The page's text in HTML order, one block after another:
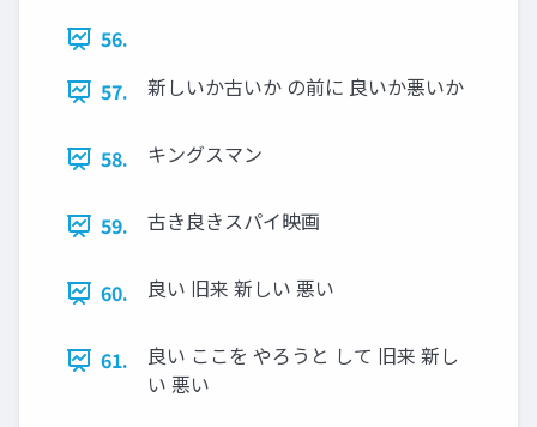
56.
57.
新しいか古いか の前に 良いか悪いか
58. キングスマン
59. 古き良きスパイ映画
60. 良い 旧来 新しい 悪い
61.
良い ここを やろうと して 旧来 新し
い 悪い